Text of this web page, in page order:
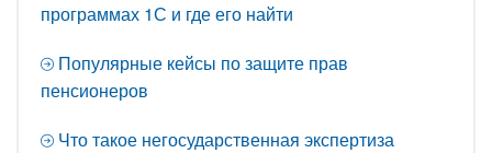
программах 1С и где его найти
Популярные кейсы по защите прав
пенсионеров
Что такое негосударственная экспертиза